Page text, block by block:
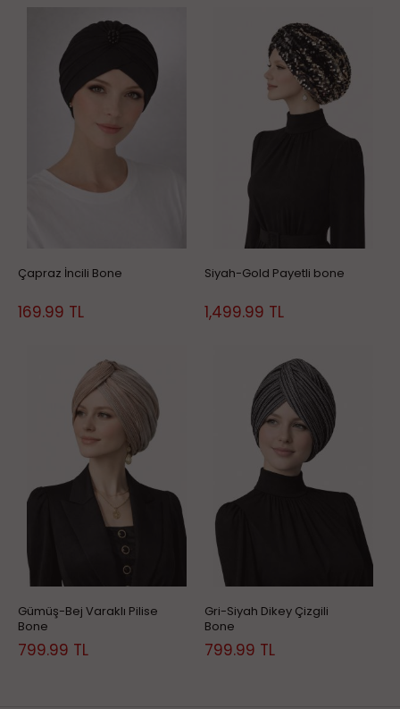
Çapraz İncili Bone
169.99 TL
Siyah-Gold Payetli bone
1,499.99 TL
Gümüş-Bej Varaklı Pilise
Bone
799.99 TL
Gri-Siyah Dikey Çizgili
Bone
799.99 TL